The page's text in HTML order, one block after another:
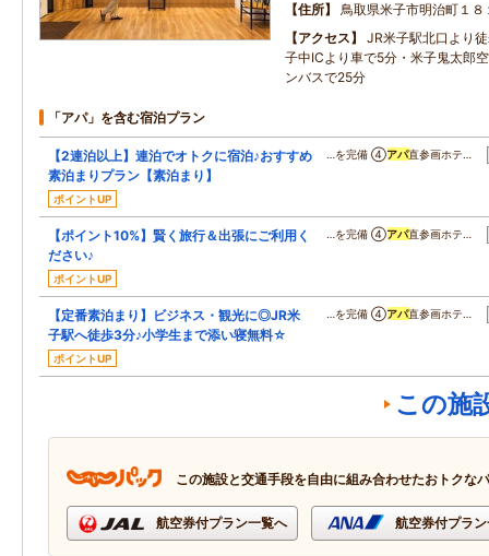
住所
鳥取県米子市明治町１８
アクセス
JR米子駅北口より
子中ICより車で5分・米子鬼太郎
ンバスで25分
「アパ」を含む宿泊プラン
【2連泊以上】連泊でオトクに宿泊♪おすすめ
素泊まりプラン【素泊まり】
ポイントUP
…を完備 ④アパ直参画ホテ…
【ポイント10%】賢く旅行＆出張にご利用く
ださい♪
ポイントUP
…を完備 ④アパ直参画ホテ…
【定番素泊まり】ビジネス・観光に◎JR米
子駅へ徒歩3分♪小学生まで添い寝無料☆
ポイントUP
…を完備 ④アパ直参画ホテ…
この施
この施設と交通手段を自由に組み合わせたおトクな
航空券付プラン一覧へ 航空券付プラ